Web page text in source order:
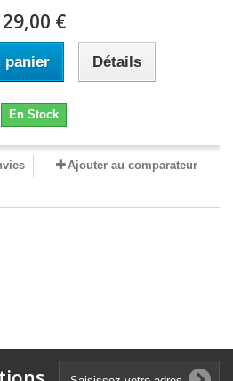
29,00 €
panier Détails
En Stock
Ajouter au comparateur